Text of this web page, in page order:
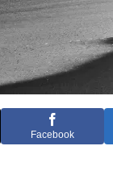
Facebook